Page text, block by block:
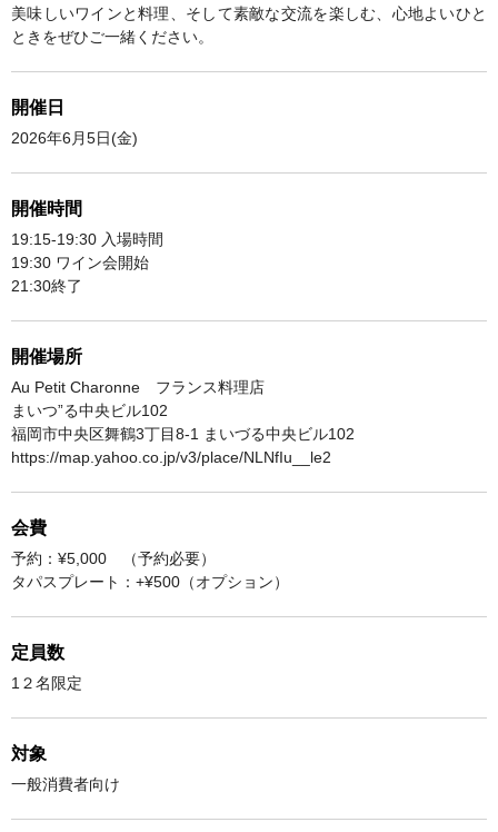
美味しいワインと料理、そして素敵な交流を楽しむ、心地よいひと
ときをぜひご一緒ください。
開催日
2026年6月5日(金)
開催時間
19:15-19:30 入場時間
19:30 ワイン会開始
21:30終了
開催場所
Au Petit Charonne フランス料理店
まいつ”る中央ビル102
福岡市中央区舞鶴3丁目8-1 まいづる中央ビル102
https://map.yahoo.co.jp/v3/place/NLNfIu__le2
会費
予約：¥5,000 （予約必要）
タパスプレート：+¥500（オプション）
定員数
1２名限定
対象
一般消費者向け